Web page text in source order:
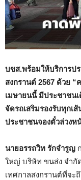
บขส.พร้อมให้บริการป
สงกรานต์ 2567 ด้วย “
เมษายนนี้ มีประชาชน
จัดรถเสริมรองรับทุกเ
ประชาชนจองตั๋วล่วงห
นายอรรถวิท รักจำรูญ
ใหญ่ บริษัท ขนส่ง จำกั
เทศกาลสงกรานต์ที่จะ